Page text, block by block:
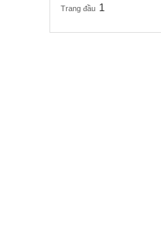
Trang đầu 1